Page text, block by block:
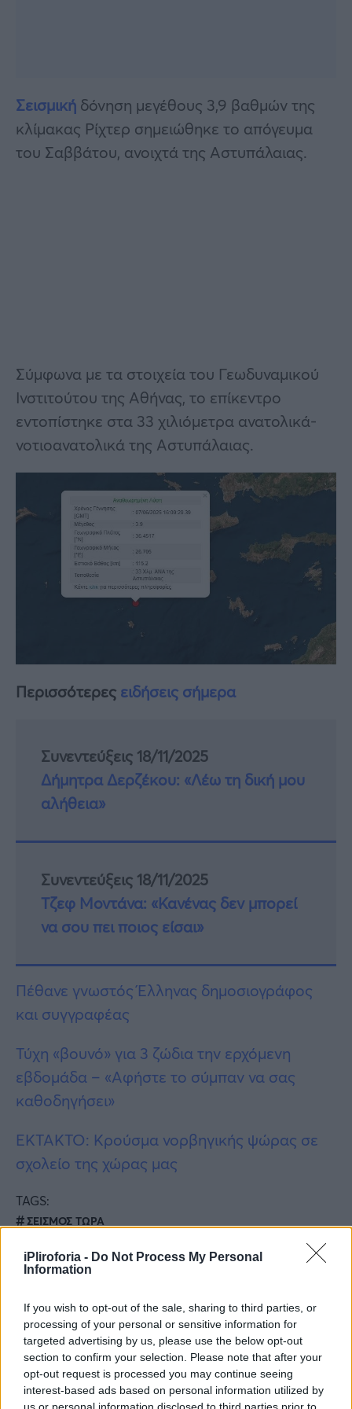
iPliroforia - Do Not Process My Personal
Information
If you wish to opt-out of the sale, sharing to third parties, or
processing of your personal or sensitive information for
targeted advertising by us, please use the below opt-out
section to confirm your selection. Please note that after your
opt-out request is processed you may continue seeing
interest-based ads based on personal information utilized by
us or personal information disclosed to third parties prior to
Σεισμική δόνηση μεγέθους 3,9 βαθμών της
κλίμακας Ρίχτερ σημειώθηκε το απόγευμα
του Σαββάτου, ανοιχτά της Αστυπάλαιας.
Σύμφωνα με τα στοιχεία του Γεωδυναμικού
Ινστιτούτου της Αθήνας, το επίκεντρο
εντοπίστηκε στα 33 χιλιόμετρα ανατολικά-
νοτιοανατολικά της Αστυπάλαιας.
Περισσότερες ειδήσεις σήμερα
Συνεντεύξεις 18/11/2025
Δήμητρα Δερζέκου: «Λέω τη δική μου
αλήθεια»
Συνεντεύξεις 18/11/2025
Τζεφ Μοντάνα: «Κανένας δεν μπορεί
να σου πει ποιος είσαι»
Πέθανε γνωστός Έλληνας δημοσιογράφος
και συγγραφέας
Τύχη «βουνό» για 3 ζώδια την ερχόμενη
εβδομάδα – «Αφήστε το σύμπαν να σας
καθοδηγήσει»
EKTAKTO: Κρούσμα νορβηγικής ψώρας σε
σχολείο της χώρας μας
TAGS:
ΣΕΙΣΜΟΣ ΤΩΡΑ
Ακολουθήστε τις ειδήσεις του